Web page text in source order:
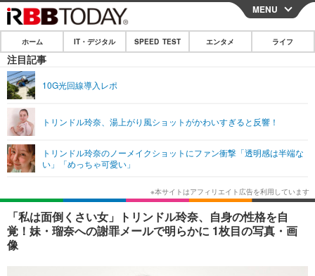
CLOSE
ホーム
IT・デジタル
ショッピング その他
SPEED TEST
エンタメ
エンタメTOP
韓国・芸能
音楽 スポーツ
ライフ
ライフTOP グルメ
ペット ショッピング
リリース一覧
プッシュ通知の停止方法
MENU
ホーム IT・デジタル SPEED TEST エンタメ ライフ
注目記事
10G光回線導入レポ
トリンドル玲奈、湯上がり風ショットがかわいすぎると反響！
トリンドル玲奈のノーメイクショットにファン衝撃「透明感は半端な
い」「めっちゃ可愛い」
「私は面倒くさい女」トリンドル玲奈、自身の性格を自
覚！妹・瑠奈への謝罪メールで明らかに 1枚目の写真・画
像